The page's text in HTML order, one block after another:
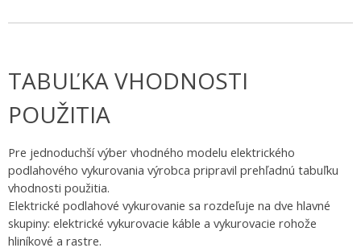
TABUĽKA VHODNOSTI
POUŽITIA
Pre jednoduchší výber vhodného modelu elektrického
podlahového vykurovania výrobca pripravil prehľadnú tabuľku
vhodnosti použitia.
Elektrické podlahové vykurovanie sa rozdeľuje na dve hlavné
skupiny: elektrické vykurovacie káble a vykurovacie rohože
hliníkové a rastre.